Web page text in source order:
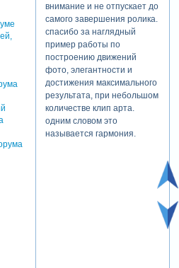
внимание и не отпускает до
самого завершения ролика.
спасибо за наглядный
пример работы по
построению движений
фото, элегантности и
достижения максимального
результата, при небольшом
количестве клип арта.
одним словом это
называется гармония.